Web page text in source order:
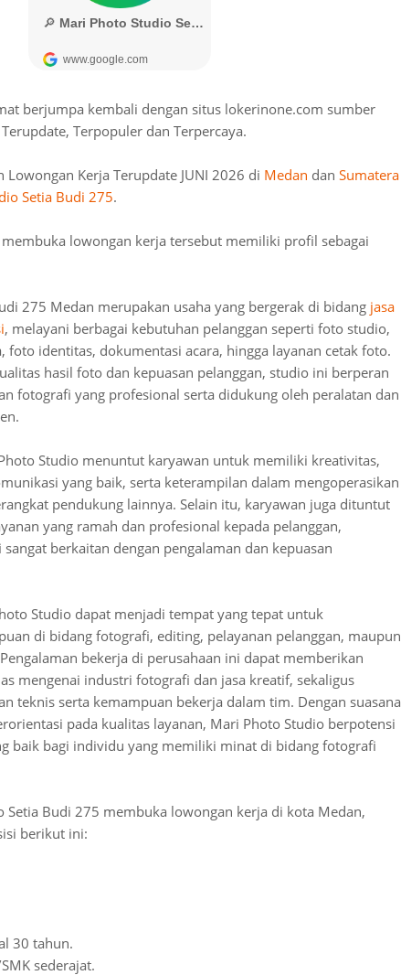
berjumpa kembali dengan situs lokerinone.com sumber
Terpopuler dan Terpercaya.
Kerja Terupdate JUNI 2026 di Medan dan Sumatera
Setia Budi 275.
lowongan kerja tersebut memiliki profil sebagai
275 Medan merupakan usaha yang bergerak di bidang jasa
, melayani berbagai kebutuhan pelanggan seperti foto studio,
foto identitas, dokumentasi acara, hingga layanan cetak foto.
hasil foto dan kepuasan pelanggan, studio ini berperan
fotografi yang profesional serta didukung oleh peralatan dan
Studio menuntut karyawan untuk memiliki kreativitas,
yang baik, serta keterampilan dalam mengoperasikan
pendukung lainnya. Selain itu, karyawan juga dituntut
yang ramah dan profesional kepada pelanggan,
berkaitan dengan pengalaman dan kepuasan
Studio dapat menjadi tempat yang tepat untuk
di bidang fotografi, editing, pelayanan pelanggan, maupun
bekerja di perusahaan ini dapat memberikan
mengenai industri fotografi dan jasa kreatif, sekaligus
teknis serta kemampuan bekerja dalam tim. Dengan suasana
pada kualitas layanan, Mari Photo Studio berpotensi
baik bagi individu yang memiliki minat di bidang fotografi
Setia Budi 275 membuka lowongan kerja di kota Medan,
berikut ini:
30 tahun.
sederajat.